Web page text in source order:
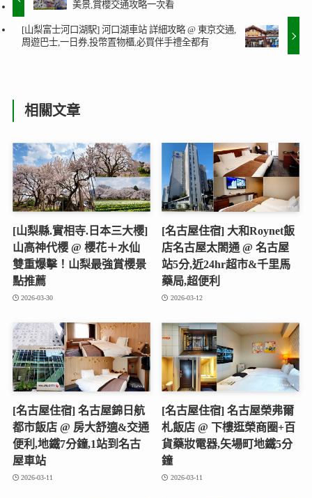
美景,賞櫻交通攻略一次看
[山梨富士河口湖駅] 河口湖車站 詳細攻略 @ 東京交通,
周遊巴士,一日券,投幣置物櫃,必買伴手禮全都有
相關文章
[山梨縣.實相寺.日本三大櫻]
山高神代櫻 @ 櫻花＋水仙
雙重爆擊！山梨最強賞櫻景
點推薦
2026-03-30
[名古屋住宿] 大和Roynet飯
店名古屋太閤通 @ 名古屋
站5分,近24hr超市&千里馬
藥局,超便利
2026-03-12
[名古屋住宿] 名古屋錦日航
都市飯店 @ 房大舒適&交通
便利,地鐵7分鐘,1站到名古
屋車站
2026-03-11
[名古屋住宿] 名古屋榮弗爾
札飯店 @ 下樓逛榮商圈+百
貨藥妝電器,矢場町地鐵5分
鐘
2026-03-11